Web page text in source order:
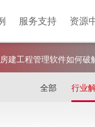
服务支持 资源
房建工程管理软件如何
全部 行业